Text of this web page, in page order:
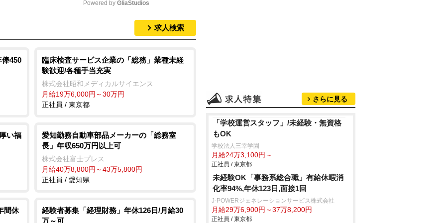
t
e
Powered by GliaStudios
求人検索
450
臨床検査サービス企業の「総務」業種未経
験歓迎/各種手当充実
株式会社昭和メディカルサイエンス
月給19万6,000円～30万円
正社員 / 東京都
い福
愛知勤務自動車部品メーカーの「総務室
長」年収650万円以上可
株式会社富士プレス
月給40万8,800円～43万5,800円
正社員 / 愛知県
間休
経験者募集「経理財務」年休126日/月給30
万～可
さらに見る
「学校運営スタッフ」/未経験・無資格
もOK
学校法人三幸学園
月給24万3,100円～
正社員 / 東京都
未経験OK「事務系総合職」有給休暇消
化率94%,年休123日,面接1回
J-POWERジェネレーションサービス株式会社
月給29万6,900円～37万8,200円
正社員 / 東京都